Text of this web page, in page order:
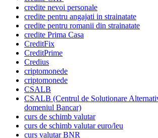
credite nevoi personale
credite pentru angajati in strainatate
credite pentru romanii din strainatate
credite Prima Casa
CreditFix
CreditPrime
Credius
criptomonede
criptomonede
CSALB
CSALB (Centrul de Solutionare
domeniul Bancar)
curs de schimb valutar
curs de schimb valutar euro/leu
curs valutar BNR